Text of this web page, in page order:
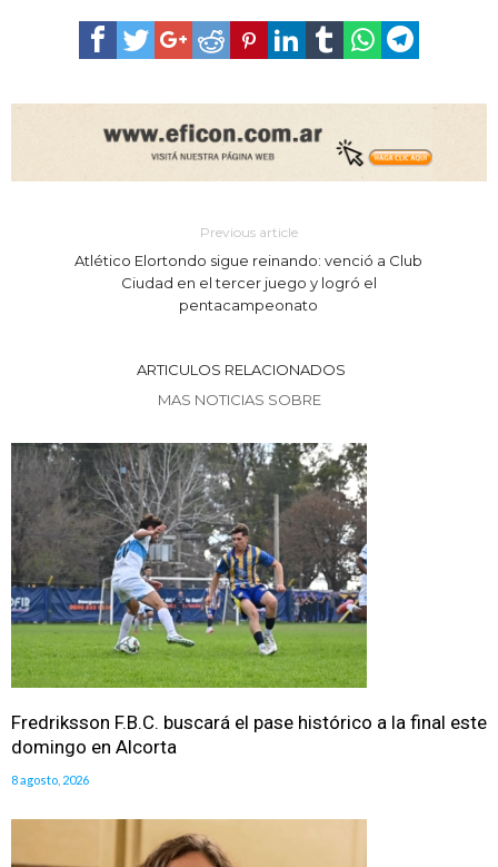
Previous article
Atlético Elortondo sigue reinando: venció a Club
Ciudad en el tercer juego y logró el
pentacampeonato
ARTICULOS RELACIONADOS
MAS NOTICIAS SOBRE
Fredriksson F.B.C. buscará el pase histórico a la final este
domingo en Alcorta
8 agosto, 2026